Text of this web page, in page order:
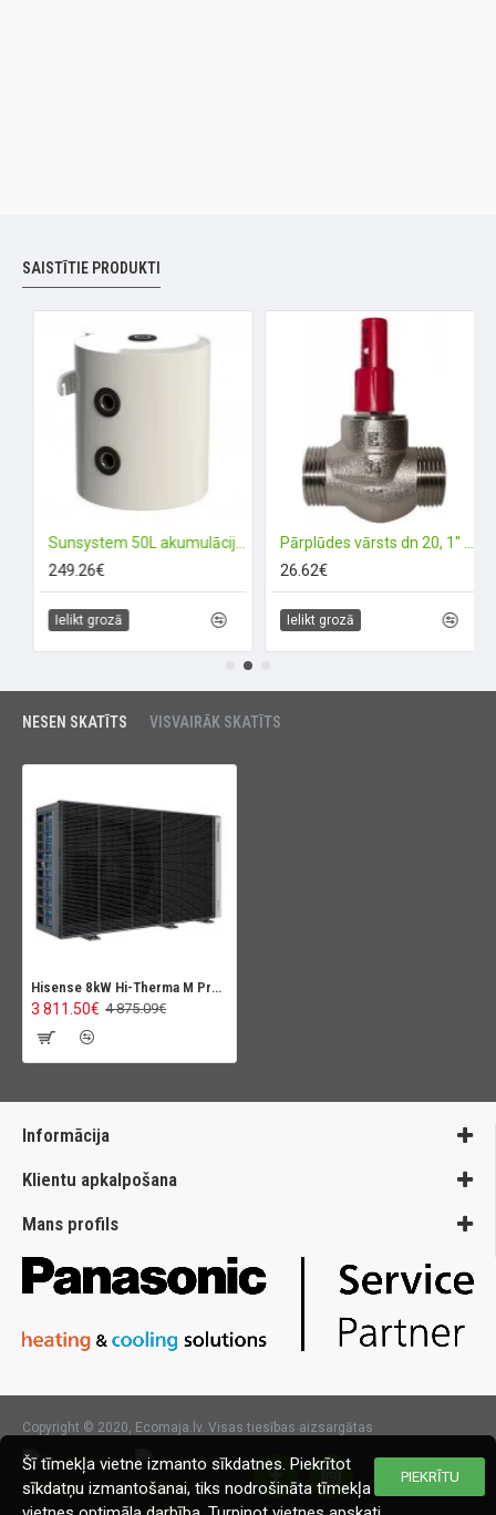
SAISTĪTIE PRODUKTI
Sunsystem 50L akumulācijas tvertne PSM 50
249.26€
Ielikt grozā
Pārplūdes vārsts dn 20, 1'' ār.v. (1400432) taisns HERZ
26.62€
Ielikt grozā
NESEN SKATĪTS VISVAIRĀK SKATĪTS
Hisense 8kW Hi-Therma M Premium Mono (R290)
3 811.50€ 4 875.09€
Informācija
Klientu apkalpošana
Mans profils
Copyright © 2020, Ecomaja.lv. Visas tiesības aizsargātas
PIEKRĪTU
Šī tīmekļa vietne izmanto sīkdatnes. Piekrītot
sīkdatņu izmantošanai, tiks nodrošināta tīmekļa